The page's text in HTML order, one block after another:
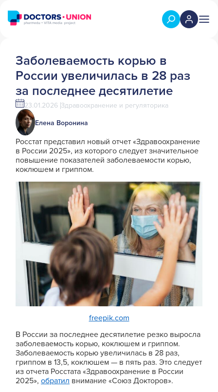
Заболеваемость корью в
России увеличилась в 28 раз
за последнее десятилетие
23.01.2026 Здравоохранение и регуляторика
Елена Воронина
Росстат представил новый отчет «Здравоохранение
в России 2025», из которого следует значительное
повышение показателей заболеваемости корью,
коклюшем и гриппом.
freepik.com
В России за последнее десятилетие резко выросла
заболеваемость корью, коклюшем и гриппом.
Заболеваемость корью увеличилась в 28 раз,
гриппом в 13,5, коклюшем — в пять раз. Это следует
из отчета Росстата «Здравоохранение в России
2025», обратил внимание «Союз Докторов».